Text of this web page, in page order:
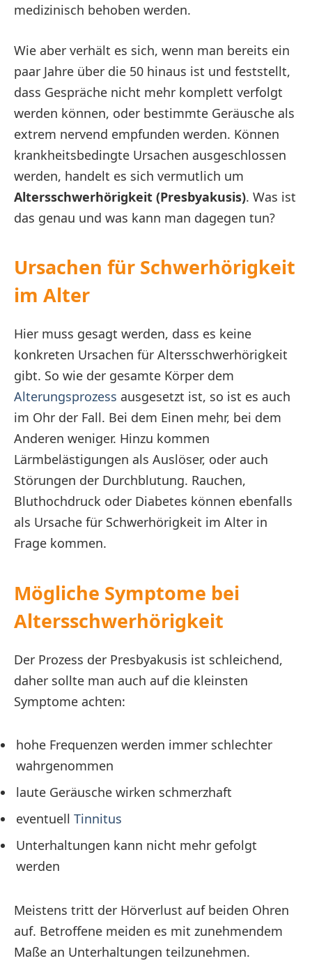
medizinisch behoben werden.
Wie aber verhält es sich, wenn man bereits ein
paar Jahre über die 50 hinaus ist und feststellt,
dass Gespräche nicht mehr komplett verfolgt
werden können, oder bestimmte Geräusche als
extrem nervend empfunden werden. Können
krankheitsbedingte Ursachen ausgeschlossen
werden, handelt es sich vermutlich um
Altersschwerhörigkeit (Presbyakusis). Was ist
das genau und was kann man dagegen tun?
Ursachen für Schwerhörigkeit
im Alter
Hier muss gesagt werden, dass es keine
konkreten Ursachen für Altersschwerhörigkeit
gibt. So wie der gesamte Körper dem
Alterungsprozess ausgesetzt ist, so ist es auch
im Ohr der Fall. Bei dem Einen mehr, bei dem
Anderen weniger. Hinzu kommen
Lärmbelästigungen als Auslöser, oder auch
Störungen der Durchblutung. Rauchen,
Bluthochdruck oder Diabetes können ebenfalls
als Ursache für Schwerhörigkeit im Alter in
Frage kommen.
Mögliche Symptome bei
Altersschwerhörigkeit
Der Prozess der Presbyakusis ist schleichend,
daher sollte man auch auf die kleinsten
Symptome achten:
hohe Frequenzen werden immer schlechter
wahrgenommen
laute Geräusche wirken schmerzhaft
eventuell Tinnitus
Unterhaltungen kann nicht mehr gefolgt
werden
Meistens tritt der Hörverlust auf beiden Ohren
auf. Betroffene meiden es mit zunehmendem
Maße an Unterhaltungen teilzunehmen.